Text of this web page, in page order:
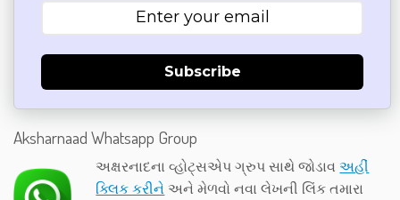
Subscribe
Aksharnaad Whatsapp Group
અક્ષરનાદના વ્હોટ્સએપ ગ્રુપ સાથે જોડાવઅહીં
ક્લિક કરીને અને મેળવો નવા લેખની લિંક તમારા